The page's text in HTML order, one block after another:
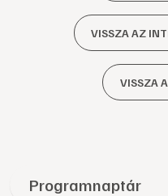
VISSZA AZ
VISSZA
Programnaptár